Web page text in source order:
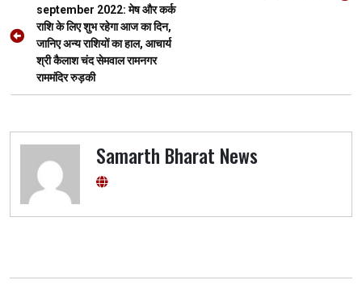
k
p
navigation
september 2022: मेष और कर्क
राशि के लिए शुभ रहेगा आज का दिन,
जानिए अन्य राशियों का हाल, आचार्य
श्री कैलाश चंद सेमवाल रामनगर
राममंदिर रुड़की
Samarth Bharat News